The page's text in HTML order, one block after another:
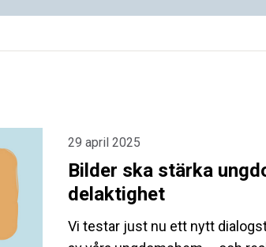
29 april 2025
Bilder ska stärka
delaktighet
Vi testar just nu ett nytt